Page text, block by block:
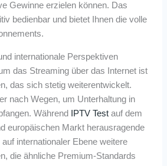
Gewinne erzielen können. Das
bedienbar und bietet Ihnen die volle
internationale Perspektiven
das Streaming über das Internet ist
das sich stetig weiterentwickelt.
nach Wegen, um Unterhaltung in
Während
IPTV Test auf dem
europäischen Markt herausragende
internationaler Ebene weitere
die ähnliche Premium-Standards